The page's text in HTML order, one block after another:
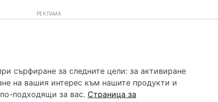
РЕКЛАМА
все че се полагат всички усилия за обновяване и
и самолечението могат да бъдат опасни за
помощ!
сърфиране за следните цели: за активиране
на вашия интерес към нашите продукти и
подходящи за вас. Страница за